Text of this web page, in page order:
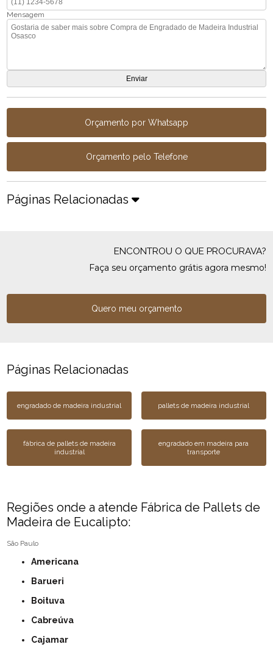
Mensagem
Orçamento por Whatsapp
Orçamento pelo Telefone
Páginas Relacionadas
ENCONTROU O QUE PROCURAVA?
Faça seu orçamento grátis agora mesmo!
Quero meu orçamento
Páginas Relacionadas
engradado de madeira industrial pallets de madeira industrial
fábrica de pallets de madeira
industrial
engradado em madeira para
transporte
Regiões onde a atende Fábrica de Pallets de
Madeira de Eucalipto:
São Paulo
Americana
Barueri
Boituva
Cabreúva
Cajamar